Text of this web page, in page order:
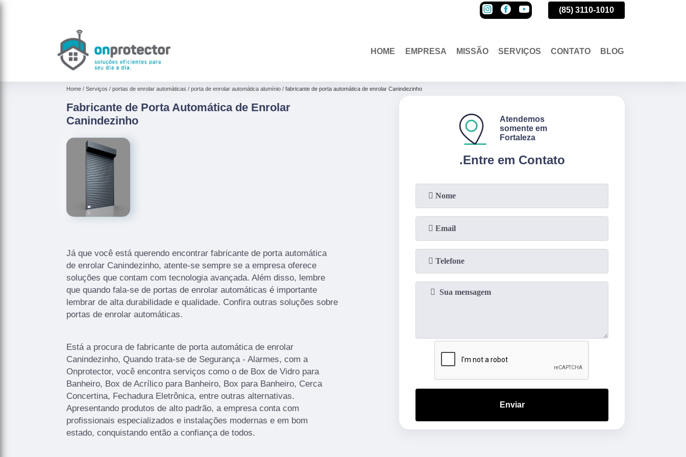
3110-1010 (85) 3110-1010
HOME EMPRESA MISSÃO SERVIÇOS CONTATO BLOG
Home Serviços portas de enrolar automáticas porta de enrolar automática alumínio fabricante de porta automática de enrolar Canindezinho
Fabricante de Porta Automática de Enrolar
Canindezinho
Já que você está querendo encontrar fabricante de porta automática
de enrolar Canindezinho, atente-se sempre se a empresa oferece
soluções que contam com tecnologia avançada. Além disso, lembre
que quando fala-se de portas de enrolar automáticas é importante
lembrar de alta durabilidade e qualidade. Confira outras soluções sobre
portas de enrolar automáticas.
Está a procura de fabricante de porta automática de enrolar
Canindezinho, Quando trata-se de Segurança - Alarmes, com a
Onprotector, você encontra serviços como o de Box de Vidro para
Banheiro, Box de Acrílico para Banheiro, Box para Banheiro, Cerca
Concertina, Fechadura Eletrônica, entre outras alternativas.
Apresentando produtos de alto padrão, a empresa conta com
profissionais especializados e instalações modernas e em bom
estado, conquistando então a confiança de todos.
.Entre em Contato
Atendemos
somente em
Fortaleza
Enviar